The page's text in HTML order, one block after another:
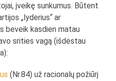
įveikę sunkumus. Būtent
„lyderius“ ar
beveik kasdien matau
srities vagą (išdėstau
(Nr.84) už racionalų požiūrį